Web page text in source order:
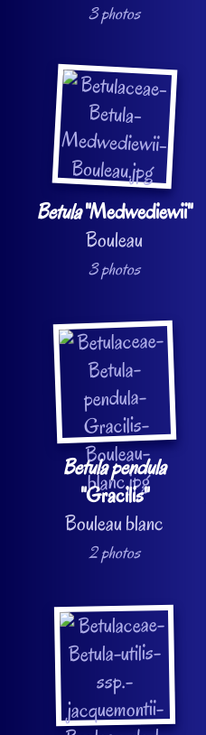
3 photos
Betula"Medwediewii"
Bouleau
3 photos
Betula pendula
"Gracilis"
Bouleau blanc
2 photos